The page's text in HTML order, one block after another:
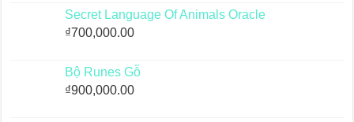
Secret Language Of Animals Oracle
₫700,000.00
Bộ Runes Gỗ
₫900,000.00